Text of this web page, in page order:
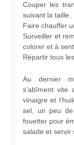
Couper les
suivant la taille.
Faire chauffer
Surveiller et
colorer et à
Répartir tous
Au dernier
s’abîment vite
vinaigre et
sel, un peu
fouetter pour
salade et servir